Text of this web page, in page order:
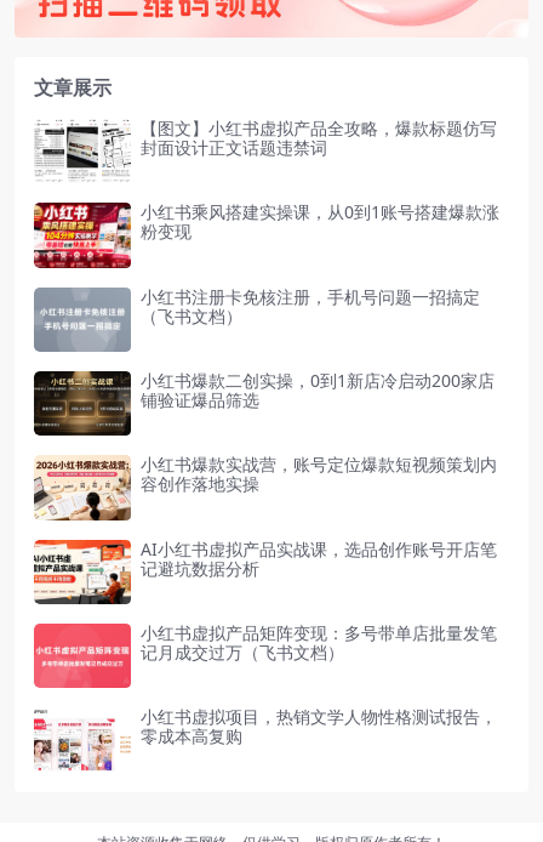
文章展示
【图文】小红书虚拟产品全攻略，爆款标题仿写
封面设计正文话题违禁词
小红书乘风搭建实操课，从0到1账号搭建爆款涨
粉变现
小红书注册卡免核注册，手机号问题一招搞定
（飞书文档）
小红书爆款二创实操，0到1新店冷启动200家店
铺验证爆品筛选
小红书爆款实战营，账号定位爆款短视频策划内
容创作落地实操
AI小红书虚拟产品实战课，选品创作账号开店笔
记避坑数据分析
小红书虚拟产品矩阵变现：多号带单店批量发笔
记月成交过万（飞书文档）
小红书虚拟项目，热销文学人物性格测试报告，
零成本高复购